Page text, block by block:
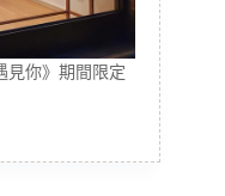
見你》期間限定